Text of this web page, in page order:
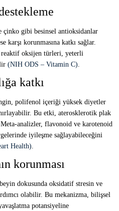
gibi besinsel antioksidanlar
karşı korunmasına katkı sağlar.
reaktif oksijen türleri, yeterli
(NIH ODS – Vitamin C)
katkı
polifenol içeriği yüksek diyetler
Bu etki, aterosklerotik plak
analizler, flavonoid ve karotenoid
iyileşme sağlayabileceğini
Health)
korunması
dokusunda oksidatif stresin ve
olabilir. Bu mekanizma, bilişsel
potansiyeline